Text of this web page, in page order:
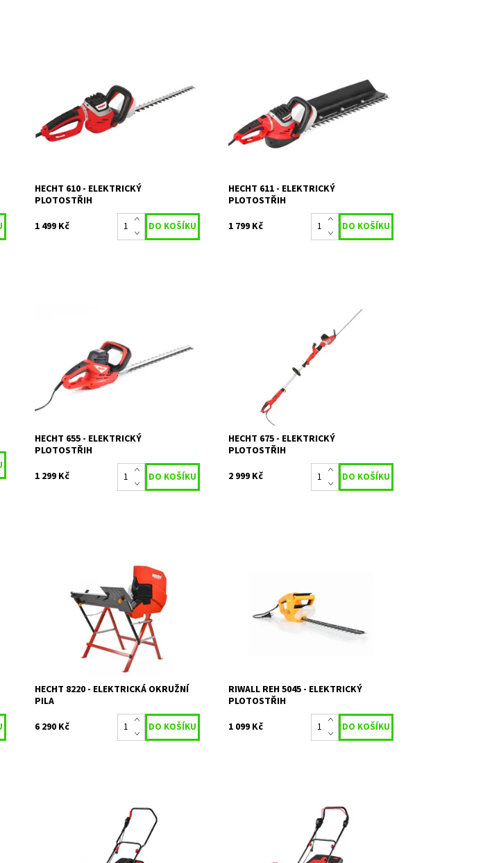
Délka lišty 61 cm. Max. průměr střihu 24
mm. Hmotnost 3,1 kg.
Dostupnost:
Skladem 1
Kód:
1009
Značka:
HECHT 610 - ELEKTRICKÝ
PLOTOSTŘIH
1 499 Kč
a otočnou rukojetí. Délka lišty 68 cm.
Příkon 750 W. Hmotnost 4 kg.
Dostupnost:
Skladem 1
Kód:
401
Značka:
HECHT
HECHT 611 - ELEKTRICKÝ
PLOTOSTŘIH
1 799 Kč
Skladem 1
1006
Značka:
HECHT
Záruka:
2 roky
HECHT 655 - ELEKTRICKÝ
PLOTOSTŘIH
1 299 Kč
Elektrický plotostřih HECHT 675. Příkon
750 W. Celková délka 2,35 - 2,8 m.
Pracovní délka lišty 51 cm. Max. průměr
střihu 28 mm. Hmotnost 5kg.
Skladem 1
HECHT 675 - ELEKTRICKÝ
PLOTOSTŘIH
2 999 Kč
Elektrická okružní pila s příkonem 2200
W. Max. průměr dřeva 135 mm. Průměr
kotouče 405 mm. Hmotnost 35 kg.
Dostupnost:
Na objednávku
1555
HECHT
2 roky
HECHT 8220 - ELEKTRICKÁ OKRUŽNÍ
PILA
6 290 Kč
Dostupnost:
Skladem 2
1117
RIWALL
2 roky / prodloužená
RIWALL REH 5045 - ELEKTRICKÝ
PLOTOSTŘIH
1 099 Kč
VeGA GT 3403 elektrická sekačka
Do týdne
1612
VeGA GT 3805 elektrická sekačka
Objednáno
1615